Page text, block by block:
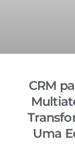
CRM
Uma